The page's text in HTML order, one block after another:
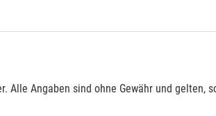
Angaben sind ohne Gewähr und gelten,